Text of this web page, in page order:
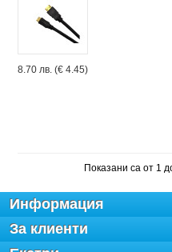
8.70 лв. (€ 4.45)
Показани са от 1
Информация
За клиенти